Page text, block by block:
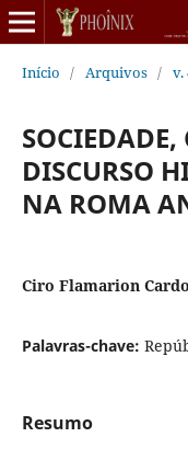
Início / Arquivos / v.
SOCIEDADE,
DISCURSO
NA ROMA
Ciro Flamarion
Palavras-chave:
Resumo